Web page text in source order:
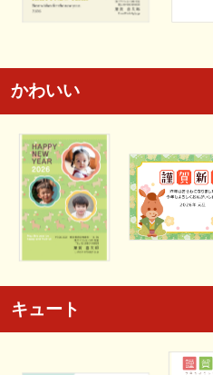
かわいい
キュート